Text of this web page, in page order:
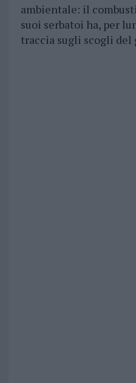
ambientale: il
suoi serbatoi ha, per
traccia sugli scogli del